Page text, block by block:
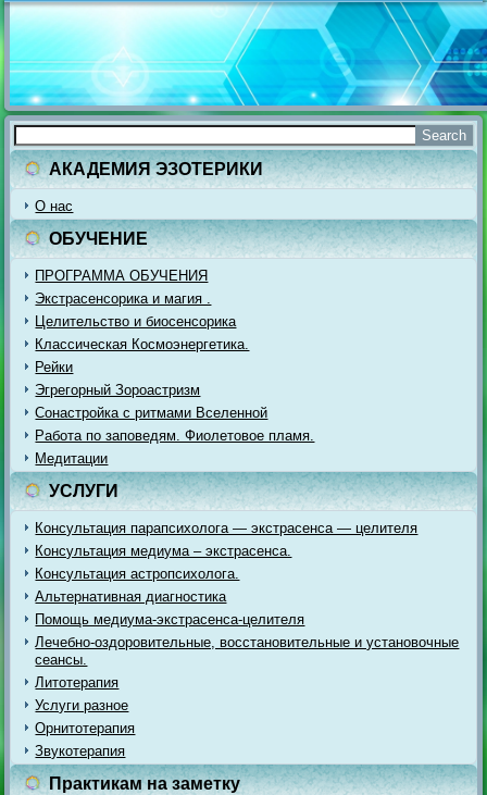
АКАДЕМИЯ ЭЗОТЕРИКИ
О нас
ОБУЧЕНИЕ
ПРОГРАММА ОБУЧЕНИЯ
Экстрасенсорика и магия .
Целительство и биосенсорика
Классическая Космоэнергетика.
Рейки
Эгрегорный Зороастризм
Сонастройка с ритмами Вселенной
Работа по заповедям. Фиолетовое пламя.
Медитации
УСЛУГИ
Консультация парапсихолога — экстрасенса — целителя
Консультация медиума – экстрасенса.
Консультация астропсихолога.
Альтернативная диагностика
Помощь медиума-экстрасенса-целителя
Лечебно-оздоровительные, восстановительные и установочные
сеансы.
Литотерапия
Услуги разное
Орнитотерапия
Звукотерапия
Практикам на заметку